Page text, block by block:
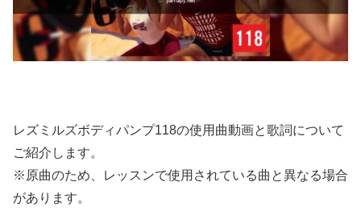
レズミルズボディパンプ118の使用曲動画と歌詞について
ご紹介します。
※原曲のため、レッスンで使用されている曲と異なる場合
があります。